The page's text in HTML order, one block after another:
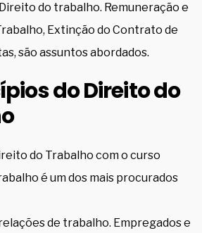
do trabalho. Remuneração e
Extinção do Contrato de
são assuntos abordados.
do Direito do
do Trabalho com o curso
é um dos mais procurados
de trabalho. Empregados e